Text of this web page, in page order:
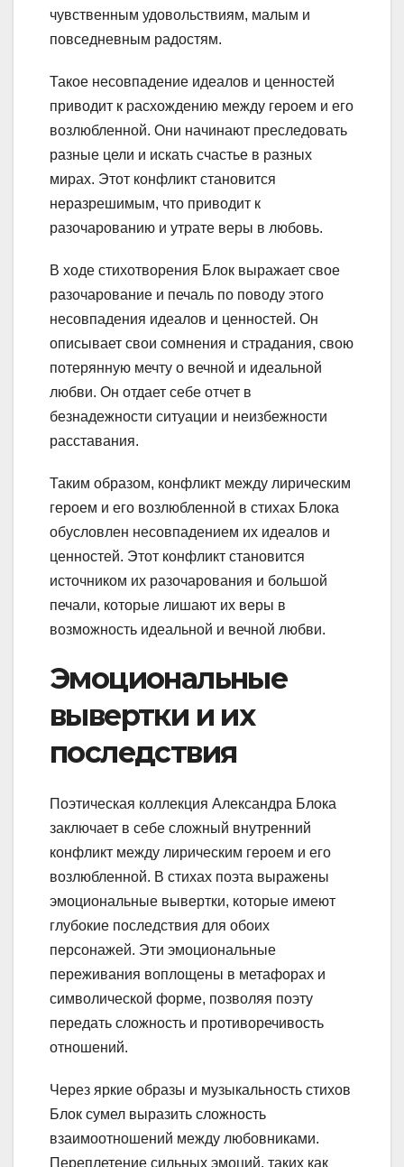
чувственным удовольствиям, малым и
повседневным радостям.
Такое несовпадение идеалов и ценностей
приводит к расхождению между героем и его
возлюбленной. Они начинают преследовать
разные цели и искать счастье в разных
мирах. Этот конфликт становится
неразрешимым, что приводит к
разочарованию и утрате веры в любовь.
В ходе стихотворения Блок выражает свое
разочарование и печаль по поводу этого
несовпадения идеалов и ценностей. Он
описывает свои сомнения и страдания, свою
потерянную мечту о вечной и идеальной
любви. Он отдает себе отчет в
безнадежности ситуации и неизбежности
расставания.
Таким образом, конфликт между лирическим
героем и его возлюбленной в стихах Блока
обусловлен несовпадением их идеалов и
ценностей. Этот конфликт становится
источником их разочарования и большой
печали, которые лишают их веры в
возможность идеальной и вечной любви.
Эмоциональные
вывертки и их
последствия
Поэтическая коллекция Александра Блока
заключает в себе сложный внутренний
конфликт между лирическим героем и его
возлюбленной. В стихах поэта выражены
эмоциональные вывертки, которые имеют
глубокие последствия для обоих
персонажей. Эти эмоциональные
переживания воплощены в метафорах и
символической форме, позволяя поэту
передать сложность и противоречивость
отношений.
Через яркие образы и музыкальность стихов
Блок сумел выразить сложность
взаимоотношений между любовниками.
Переплетение сильных эмоций, таких как